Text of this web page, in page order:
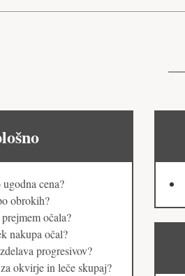
cena?
obrokih?
očala?
nakupa očal?
progresivov?
okvirje in leče skupaj?